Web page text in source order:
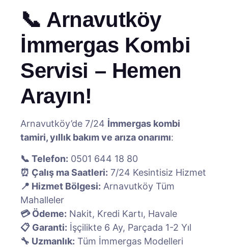
📞 Arnavutköy
İmmergas Kombi
Servisi – Hemen
Arayın!
Arnavutköy’de 7/24 İmmergas kombi
tamiri, yıllık bakım ve arıza onarımı:
📞 Telefon: 0501 644 18 80
⏰ Çalış ma Saatleri: 7/24 Kesintisiz Hizmet
📍 Hizmet Bölgesi: Arnavutköy Tüm
Mahalleler
💳 Ödeme: Nakit, Kredi Kartı, Havale
📋 Garanti: İşçilikte 6 Ay, Parçada 1-2 Yıl
🔧 Uzmanlık: Tüm İmmergas Modelleri